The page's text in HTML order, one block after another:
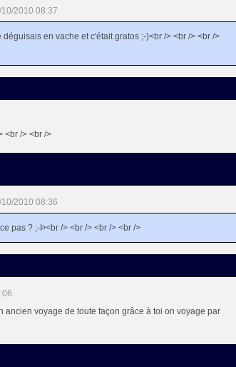
2010 08:37
déguisais en vache et c'était gratos ;-)<br /> <br /> <br />
<br /> <br />
2010 08:36
pas ? ;-Þ<br /> <br /> <br /> <br />
ancien voyage de toute façon grâce à toi on voyage par